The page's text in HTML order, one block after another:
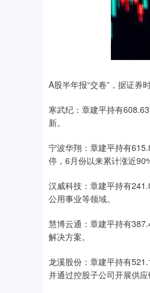
A股半年报“交卷”，据证券
寒武纪：章建平持有
新。
宁波华翔：章建平持有
停，6月份以来累计涨近90%
汉威科技：章建平持有
公用事业等领域。
慧博云通：章建平持有
解决方案。
龙溪股份：章建平持有
并通过控股子公司开展供应